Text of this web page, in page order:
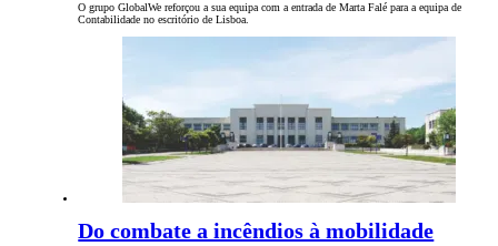
O grupo GlobalWe reforçou a sua equipa com a entrada de Marta Falé para a equipa de
Contabilidade no escritório de Lisboa.
Do combate a incêndios à mobilidade